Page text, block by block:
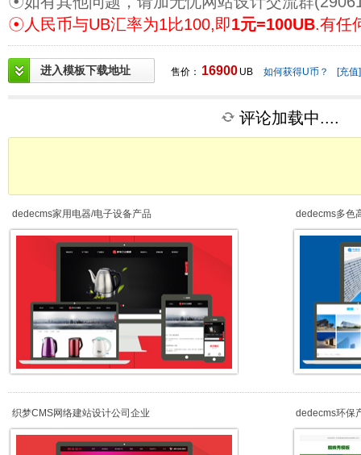
☉人民币与UB汇率为1比100,即1元=100UB.有任
进入模板下载地址 售价： 16900 UB 如何获得U币？ [充值]
评论加载中....
dedecms家用电器/电子设备产品 dedecms多色
织梦CMS网络建站设计公司企业 dedecms环保